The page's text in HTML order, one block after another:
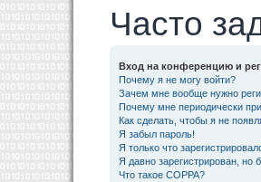
Часто
Вход на конференцию и
Почему я не могу войти?
Зачем мне вообще нужно
Почему мне периодически
Как сделать, чтобы я не
Я забыл пароль!
Я только что
Я давно зарегистрирован, но
Что такое COPPA?